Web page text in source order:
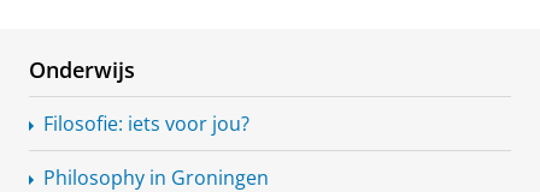
Onderwijs
Filosofie: iets voor jou?
Philosophy in Groningen